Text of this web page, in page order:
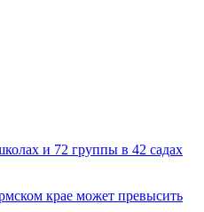
и 72 группы в 42 садах
крае может превысить